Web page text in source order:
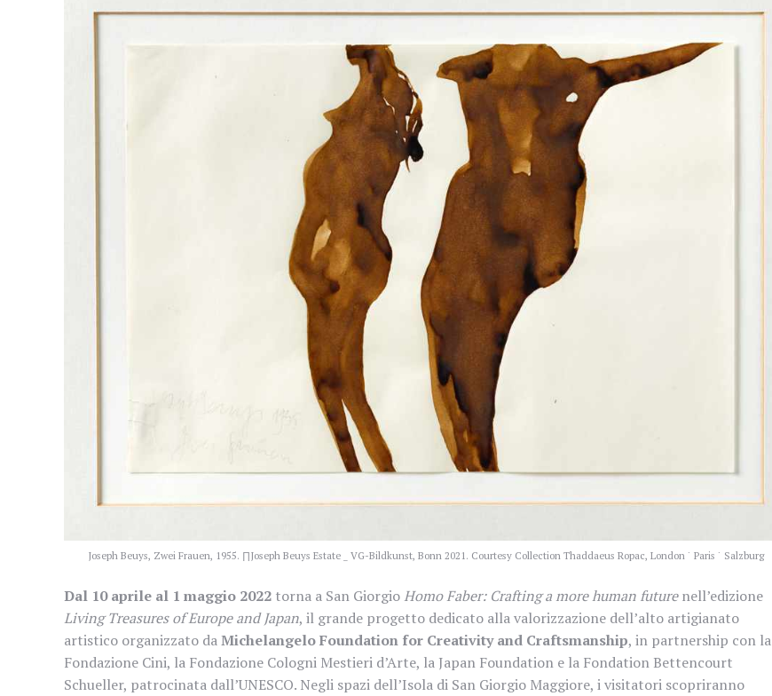
Joseph Beuys, Zwei Frauen, 1955. ∏Joseph Beuys Estate _ VG-Bildkunst, Bonn 2021. Courtesy Collection Thaddaeus Ropac, London ˙ Paris ˙ Salzburg
Dal 10 aprile al 1 maggio 2022 torna a San GiorgioHomo Faber: Crafting a more human futurenell’edizione
Living Treasures of Europe and Japan, il grande progetto dedicato alla valorizzazione dell’alto artigianato
artistico organizzato daMichelangelo Foundation for Creativity and Craftsmanship, in partnership con la
Fondazione Cini, la Fondazione Cologni Mestieri d’Arte, la Japan Foundation e la Fondation Bettencourt
Schueller, patrocinata dall’UNESCO. Negli spazi dell’Isola di San Giorgio Maggiore, i visitatori scopriranno